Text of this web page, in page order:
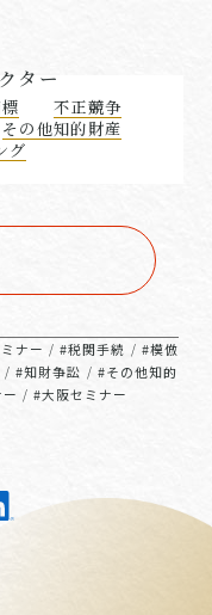
ター
不正競争
その他知的財産
グ
ナー /#税関手続 / #模倣
/#知財争訟 / #その他知的
/ #大阪セミナー